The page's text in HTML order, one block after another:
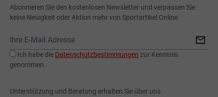
Abonnieren Sie den kostenlosen Newsletter und verpassen Sie
keine Neuigkeit oder Aktion mehr von Sportartikel Online.
Ich habe die Datenschutzbestimmungen zur Kenntnis
genommen.
Unterstützung und Beratung erhalten Sie über uns